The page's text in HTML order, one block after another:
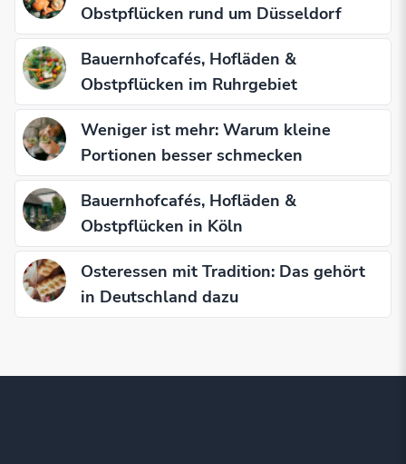
Obstpflücken rund um Düsseldorf
Bauernhofcafés, Hofläden &
Obstpflücken im Ruhrgebiet
Weniger ist mehr: Warum kleine
Portionen besser schmecken
Bauernhofcafés, Hofläden &
Obstpflücken in Köln
Osteressen mit Tradition: Das gehört
in Deutschland dazu